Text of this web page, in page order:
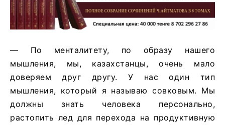
— По менталитету, по образу нашего
мышления, мы, казахстанцы, очень мало
доверяем друг другу. У нас один тип
мышления, который я называю совковым. Мы
должны знать человека персонально,
растопить лед для перехода на продуктивную